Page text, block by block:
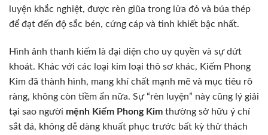
luyện khắc nghiệt, được rèn giũa trong lửa đỏ và búa thép
để đạt đến độ sắc bén, cứng cáp và tinh khiết bậc nhất.
Hình ảnh thanh kiếm là đại diện cho uy quyền và sự dứt
khoát. Khác với các loại kim loại thô sơ khác, Kiếm Phong
Kim đã thành hình, mang khí chất mạnh mẽ và mục tiêu rõ
ràng, không còn tiềm ẩn nữa. Sự “rèn luyện” này cũng lý giải
tại sao người mệnh Kiếm Phong Kim thường sở hữu ý chí
sắt đá, không dễ dàng khuất phục trước bất kỳ thử thách